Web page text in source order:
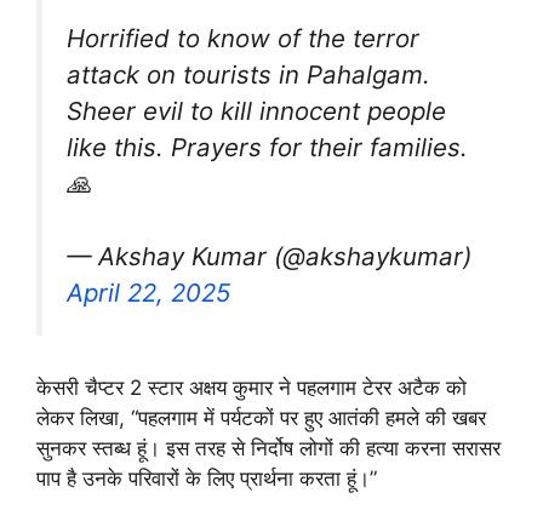
Horrified to know of the terror
attack on tourists in Pahalgam.
Sheer evil to kill innocent people
like this. Prayers for their families.
🙏
— Akshay Kumar (@akshaykumar)
April 22, 2025
केसरी चैप्टर 2 स्टार अक्षय कुमार ने पहलगाम टेरर अटैक को
लेकर लिखा, “पहलगाम में पर्यटकों पर हुए आतंकी हमले की खबर
सुनकर स्तब्ध हूं। इस तरह से निर्दोष लोगों की हत्या करना सरासर
पाप है उनके परिवारों के लिए प्रार्थना करता हूं।”